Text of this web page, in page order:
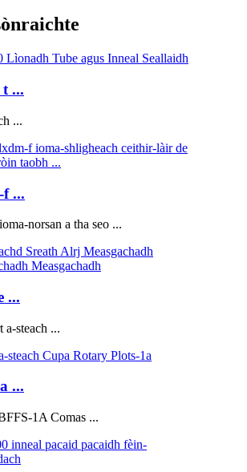
...
...
...
norsan a tha seo ...
...
a-steach ...
...
1A Comas ...